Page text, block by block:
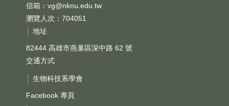
信箱： vg@nknu.edu.tw
瀏覽人次：704051
地址
82444 高雄市燕巢區深中路 62 號
交通方式
生物科技系學會
Facebook 專頁